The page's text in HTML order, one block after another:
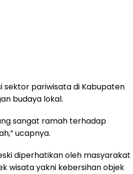
pariwisata di Kabupaten
budaya lokal.
sangat ramah terhadap
ucapnya.
diperhatikan oleh masyarakat
wisata yakni kebersihan objek